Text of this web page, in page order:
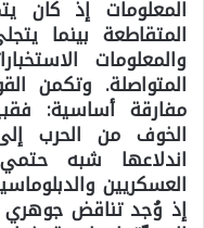
المعلومات إذ كان
المتقاطعة بينما
والمعلومات
المتواصلة. وتكمن
مفارقة أساسية:
الخوف من الحرب
اندلاعها شبه
العسكريين
إذ وُجد تناقض جوهري